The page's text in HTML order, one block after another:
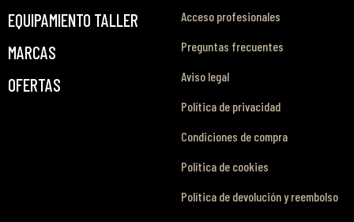
EQUIPAMIENTO TALLER
MARCAS
OFERTAS
Acceso profesionales
Preguntas frecuentes
Aviso legal
Política de privacidad
Condiciones de compra
Política de cookies
Política de devolución y reembolso